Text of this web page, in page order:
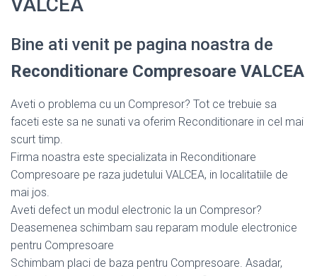
Bine ati venit pe pagina noastra de
Reconditionare Compresoare VALCEA
Aveti o problema cu un Compresor? Tot ce trebuie sa
faceti este sa ne sunati va oferim Reconditionare in cel mai
scurt timp.
Firma noastra este specializata in Reconditionare
Compresoare pe raza judetului VALCEA, in localitatiile de
mai jos.
Aveti defect un modul electronic la un Compresor?
Deasemenea schimbam sau reparam module electronice
pentru Compresoare
Schimbam placi de baza pentru Compresoare. Asadar,